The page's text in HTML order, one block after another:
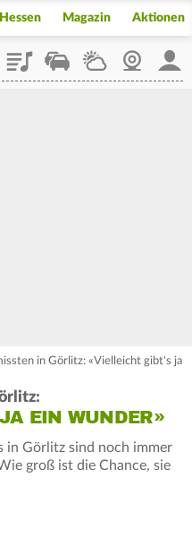
Magazin Aktionen
PlaylistStaupilotWetterWebcam
in Görlitz: «Vielleicht gibt's ja
EIN WUNDER»
in Görlitz sind noch immer
groß ist die Chance, sie